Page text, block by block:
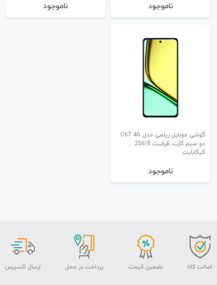
نا‌موجود نا‌موجود
گوشی موبایل ریلمی مدل C67 4G
دو سیم کارت ظرفیت 256/8
گیگابایت
نا‌موجود
اصالت کالا تضمین قیمت پرداخت در محل ارسال اکسپرس